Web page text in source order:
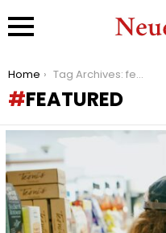
You are here:
Home Tag Archives: featured
FEATURED
LATEST
STORIES